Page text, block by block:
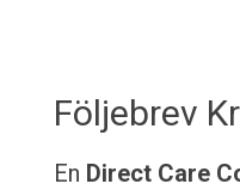
Följebrev
En Direct Care